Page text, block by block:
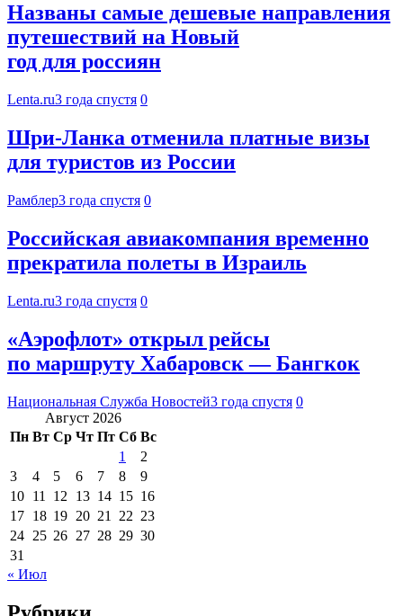
Названы самые дешевые направления
путешествий на Новый
год для россиян
Lenta.ru3 года спустя 0
Шри-Ланка отменила платные визы
для туристов из России
Рамблер3 года спустя 0
Российская авиакомпания временно
прекратила полеты в Израиль
Lenta.ru3 года спустя 0
«Аэрофлот» открыл рейсы
по маршруту Хабаровск — Бангкок
Национальная Служба Новостей3 года спустя 0
Август 2026
Пн Вт Ср Чт Пт Сб Вс
1
2
3
4 5 6 7 8
9
10 11 12 13 14 15 16
17 18 19 20 21 22 23
24 25 26 27 28 29 30
31
« Июл